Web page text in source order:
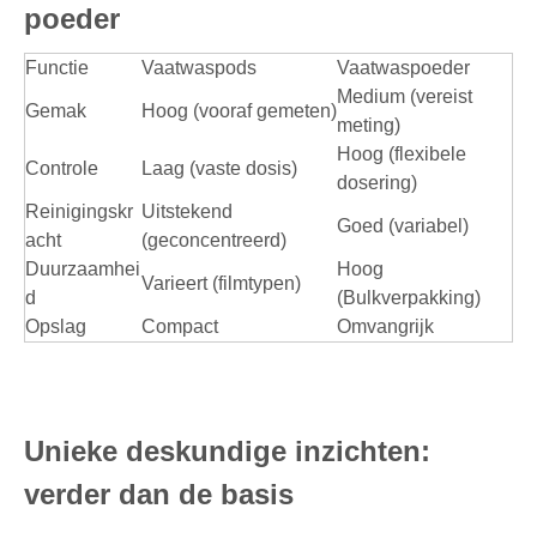
poeder
Functie Vaatwaspods Vaatwaspoeder
Gemak Hoog (vooraf gemeten)
Medium (vereist
meting)
Controle Laag (vaste dosis)
Hoog (flexibele
dosering)
Reinigingskr
acht
Uitstekend
(geconcentreerd)
Goed (variabel)
Duurzaamhei
d
Varieert (filmtypen)
Hoog
(Bulkverpakking)
Opslag
Compact Omvangrijk
Unieke deskundige inzichten:
verder dan de basis